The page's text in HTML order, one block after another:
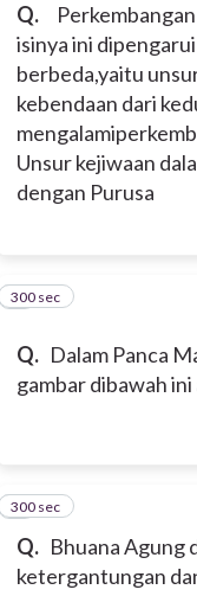
Q.
isinya ini
berbeda,yaitu
kebendaan dari
Unsur kejiwaan
dengan Purusa
Q. Dalam Panca
gambar dibawah
5
300 sec
Q. Bhuana Agung
ketergantungan
6
300 sec